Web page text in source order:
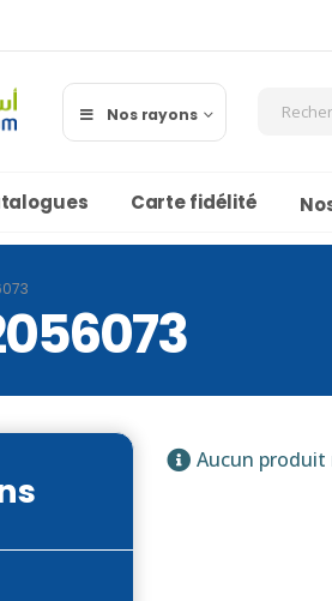
Nos rayons
Carte fidélité
Aucun produit